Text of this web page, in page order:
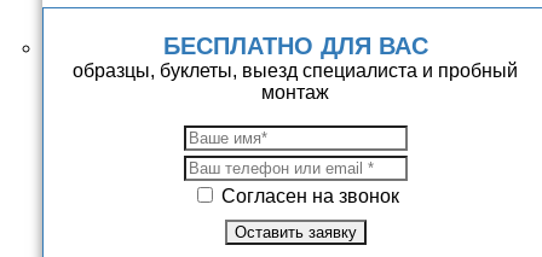
БЕСПЛАТНО ДЛЯ ВАС
образцы, буклеты, выезд специалиста и пробный
монтаж
Согласен на звонок